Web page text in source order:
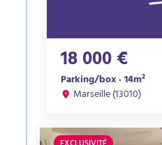
18 000 €
Parking/box · 14m²
Marseille (13010)